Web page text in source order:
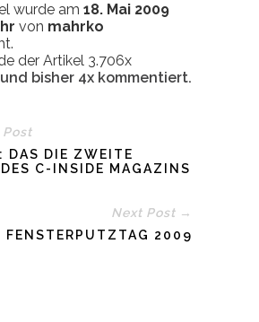
wurde am 18. Mai 2009
von mahrko
der Artikel 3.706x
und bisher 4x kommentiert.
DAS DIE ZWEITE
C-INSIDE MAGAZINS
Next Post →
FENSTERPUTZTAG 2009